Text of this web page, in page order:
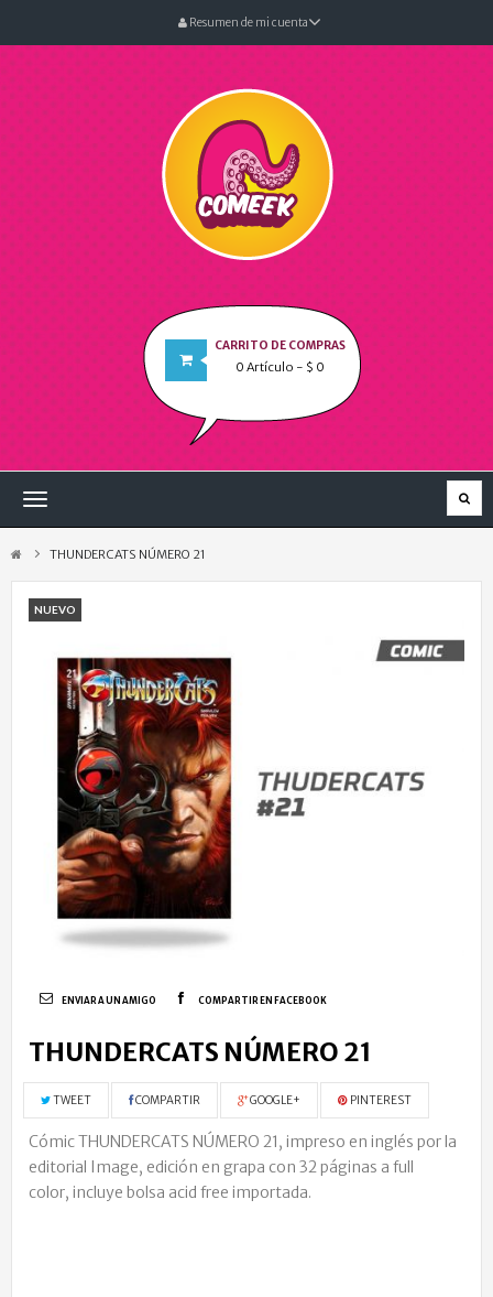
Resumen de mi cuenta
CARRITO DE COMPRAS
0 Artículo - $ 0
Navegación
THUNDERCATS NÚMERO 21
NUEVO
ENVIAR A UN AMIGO COMPARTIR EN FACEBOOK
THUNDERCATS NÚMERO 21
TWEET COMPARTIR GOOGLE+ PINTEREST
Cómic THUNDERCATS NÚMERO 21, impreso en inglés por la
editorial Image, edición en grapa con 32 páginas a full
color, incluye bolsa acid free importada.